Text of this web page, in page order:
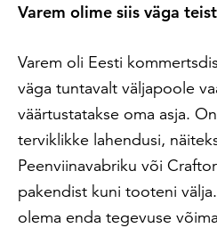
Varem olime siis väga
Varem oli Eesti
väga tuntavalt väljapoole
väärtustatakse oma asja.
terviklikke lahendusi,
Peenviinavabriku või
pakendist kuni tooteni
olema enda tegevuse